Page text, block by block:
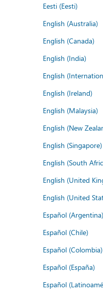
Eesti (Eesti)
English (Australia)
English (Canada)
English (India)
English
English (Ireland)
English (Malaysia)
English (New
English (Singapore)
English (South
English (United
English (United
Español (Argentina)
Español (Chile)
Español (Colombia)
Español (España)
Español